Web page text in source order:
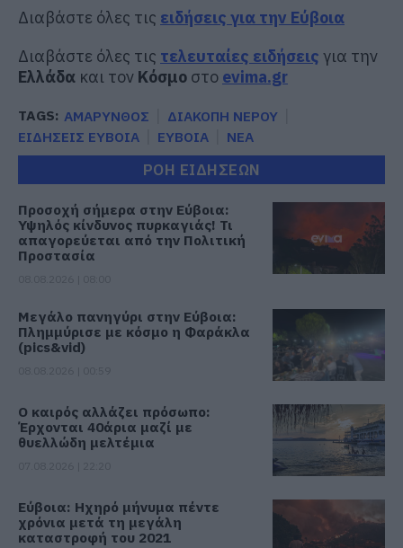
Διαβάστε όλες τις ειδήσεις για την Εύβοια
Διαβάστε όλες τις τελευταίες ειδήσεις για την
Ελλάδα και τον Κόσμο στο evima.gr
TAGS: ΑΜΑΡΥΝΘΟΣ
ΔΙΑΚΟΠΗ ΝΕΡΟΥ
ΕΙΔΗΣΕΙΣ ΕΥΒΟΙΑ
ΕΥΒΟΙΑ ΝΕΑ
ΡΟΗ ΕΙΔΗΣΕΩΝ
Προσοχή σήμερα στην Εύβοια:
Υψηλός κίνδυνος πυρκαγιάς! Τι
απαγορεύεται από την Πολιτική
Προστασία
Μεγάλο πανηγύρι στην Εύβοια:
Πλημμύρισε με κόσμο η Φαράκλα
(pics&vid)
Ο καιρός αλλάζει πρόσωπο:
Έρχονται 40άρια μαζί με
θυελλώδη μελτέμια
Εύβοια: Ηχηρό μήνυμα πέντε
χρόνια μετά τη μεγάλη
καταστροφή του 2021